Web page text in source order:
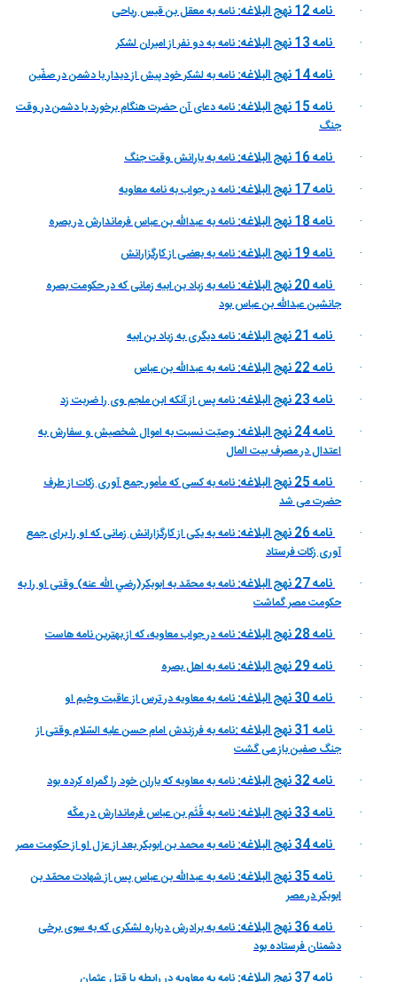
· نامه 12 نهج البلاغه: نامه به معقل بن قيس رياحى
· نامه 13 نهج البلاغه: نامه به دو نفر از اميران لشكر
· نامه 14 نهج البلاغه: نامه به لشکر خود پيش از ديدار با دشمن در صفّين
· نامه 15 نهج البلاغه:
نامه دعاى آن حضرت هنگام برخورد با دشمن در وقت
جنگ
· نامه 16 نهج البلاغه: نامه به يارانش وقت جنگ
· نامه 17 نهج البلاغه: نامه در جواب به نامه معاويه
· نامه 18 نهج البلاغه: نامه به عبداللّه بن عباس فرماندارش در بصره
· نامه 19 نهج البلاغه: نامه به بعضى از كارگزارانش
· نامه 20 نهج البلاغه:
نامه به زياد بن ابيه زمانى كه در حكومت بصره
جانشين عبداللّه بن عباس بود
· نامه 21 نهج البلاغه: نامه ديگرى به زياد بن ابيه
· نامه 22 نهج البلاغه: نامه به عبداللّه بن عباس
· نامه 23 نهج البلاغه: نامه پس از آنكه ابن ملجم وى را ضربت زد
· نامه 24 نهج البلاغه:
وصیّت نسبت به اموال شخصیش و سفارش به
اعتدال در مصرف بیت المال
· نامه 25 نهج البلاغه:
نامه به كسى كه مأمور جمع آورى زكات از طرف
حضرت مى شد
· نامه 26 نهج البلاغه:
نامه به يكى از كارگزارانش زمانى كه او را براى جمع
آورى زكات فرستاد
· نامه 27 نهج البلاغه:
نامه به محمّد به ابوبكر(رضي الله عنه) وقتى او را به
حكومت مصر گماشت
· نامه 28 نهج البلاغه: نامه در جواب معاويه، كه از بهترين نامه هاست
· نامه 29 نهج البلاغه: نامه به اهل بصره
· نامه 30 نهج البلاغه: نامه به معاويه در ترس از عاقبت وخيم او
· نامه 31 نهج البلاغه :
نامه به فرزندش امام حسن عليه السّلام وقتى از
جنگ صفين باز مى گشت
· نامه 32 نهج البلاغه: نامه به معاويه كه ياران خود را گمراه كرده بود
· نامه 33 نهج البلاغه: نامه به قُثَم بن عباس فرماندارش در مكّه
· نامه 34 نهج البلاغه: نامه به محمد بن ابوبكر بعد از عزل او از حكومت مصر
· نامه 35 نهج البلاغه:
نامه به عبداللّه بن عباس پس از شهادت محمّد بن
ابوبكر در مصر
· نامه 36 نهج البلاغه:
نامه به برادرش درباره لشکرى كه به سوى برخى
دشمنان فرستاده بود
·